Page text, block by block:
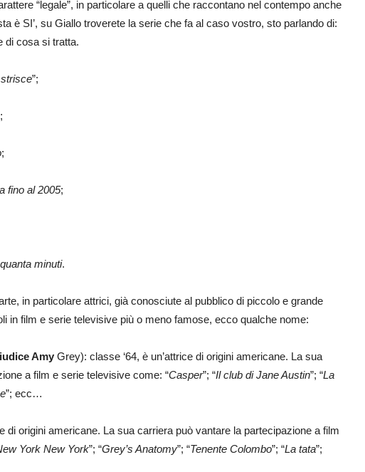
“legale”, in particolare a quelli che raccontano nel contempo anche
è SI’, su Giallo troverete la serie che fa al caso vostro, sto parlando di:
di cosa si tratta.
”;
;
fino al 2005;
minuti.
in particolare attrici, già conosciute al pubblico di piccolo e grande
in film e serie televisive più o meno famose, ecco qualche nome:
Amy Grey): classe ‘64, è un’attrice di origini americane. La sua
a film e serie televisive come: “Casper”; “Il club di Jane Austin”; “La
”; ecc…
di origini americane. La sua carriera può vantare la partecipazione a film
York New York”; “Grey’s Anatomy”; “Tenente Colombo”; “La tata”;